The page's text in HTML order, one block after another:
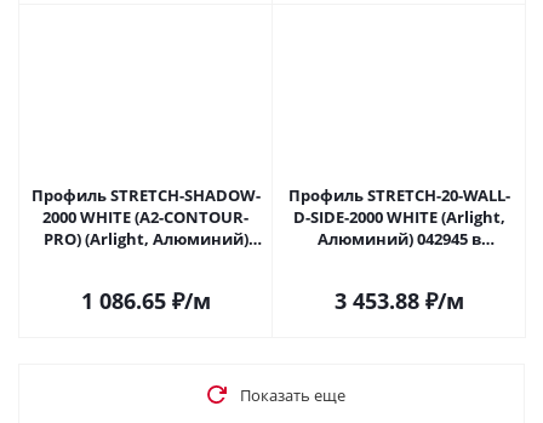
Профиль STRETCH-SHADOW-
2000 WHITE (A2-CONTOUR-
PRO) (Arlight, Алюминий)
1 086.65₽/м
Профиль STRETCH-20-WALL-
D-SIDE-2000 WHITE (Arlight,
Алюминий) 042945 в
3 453.88₽/м
Показать еще